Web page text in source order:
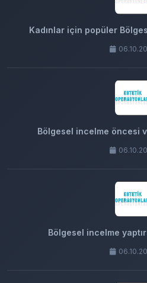
Kadınlar için popüler
Bölgesel incelme öncesi
Bölgesel incelme